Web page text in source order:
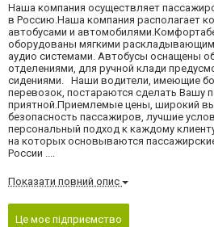
Наша компания осуществляет
в Россию.Наша компания располагает
автобусами и
оборудованы мягкими
аудио системами. Автобусы оснащены
отделениями, для ручной клади
сидениями. Наши водители, имеющие
перевозок, постараются сделать Вашу
приятной.Приемлемые цены, широкий
безопасность пассажиров, лучшие
персональный подход к каждому
на которых основываются
России ....
Показати повний опис
Це моє підприємство